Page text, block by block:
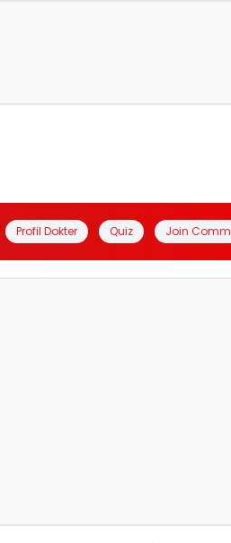
Profil Dokter Quiz Join